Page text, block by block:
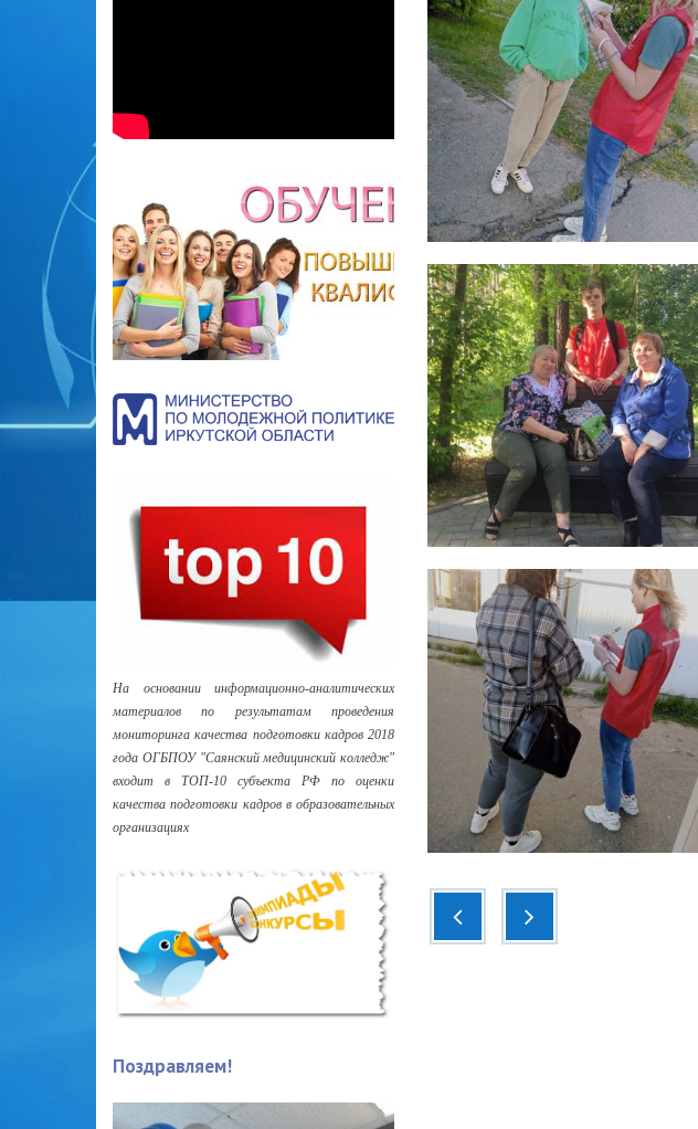
На основании информационно-аналитических
материалов по результатам проведения
мониторинга качества подготовки кадров 2018
года ОГБПОУ "Саянский медицинский колледж"
входит в ТОП-10 субъекта РФ по оценки
качества подготовки кадров в образовательных
организациях
Поздравляем!